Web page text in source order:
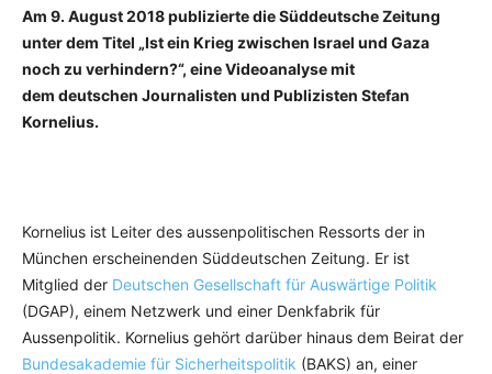
Am 9. August 2018 publizierte die Süddeutsche Zeitung
unter dem Titel „Ist ein Krieg zwischen Israel und Gaza
noch zu verhindern?“, eine Videoanalyse mit
dem deutschen Journalisten und Publizisten Stefan
Kornelius.
Kornelius ist Leiter des aussenpolitischen Ressorts der in
München erscheinenden Süddeutschen Zeitung. Er ist
Mitglied der Deutschen Gesellschaft für Auswärtige Politik
(DGAP), einem Netzwerk und einer Denkfabrik für
Aussenpolitik. Kornelius gehört darüber hinaus dem Beirat der
Bundesakademie für Sicherheitspolitik (BAKS) an, einer